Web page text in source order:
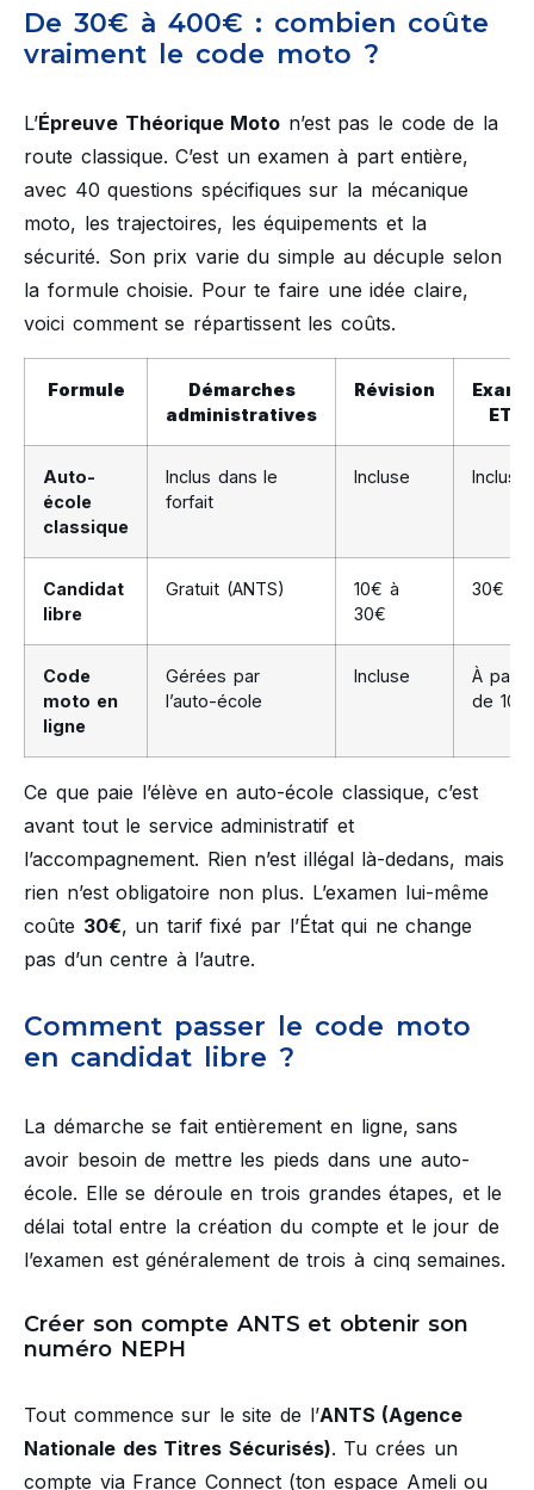
De 30€ à 400€ : combien coûte
vraiment le code moto ?
L’Épreuve Théorique Moto n’est pas le code de la
route classique. C’est un examen à part entière,
avec 40 questions spécifiques sur la mécanique
moto, les trajectoires, les équipements et la
sécurité. Son prix varie du simple au décuple selon
la formule choisie. Pour te faire une idée claire,
voici comment se répartissent les coûts.
Formule
Démarches
administratives
Révision
ETM
Auto-
école
classique
Inclus dans le
forfait
Incluse Inclus
Candidat
libre
Gratuit (ANTS)
10€ à
30€
30€
Code
moto en
ligne
Gérées par
l’auto-école
Incluse
À partir
de 10€
Ce que paie l’élève en auto-école classique, c’est
avant tout le service administratif et
l’accompagnement. Rien n’est illégal là-dedans, mais
rien n’est obligatoire non plus. L’examen lui-même
coûte 30€, un tarif fixé par l’État qui ne change
pas d’un centre à l’autre.
Comment passer le code moto
en candidat libre ?
La démarche se fait entièrement en ligne, sans
avoir besoin de mettre les pieds dans une auto-
école. Elle se déroule en trois grandes étapes, et le
délai total entre la création du compte et le jour de
l’examen est généralement de trois à cinq semaines.
Créer son compte ANTS et obtenir son
numéro NEPH
Tout commence sur le site de l’ANTS (Agence
Nationale des Titres Sécurisés). Tu crées un
compte via France Connect (ton espace Ameli ou